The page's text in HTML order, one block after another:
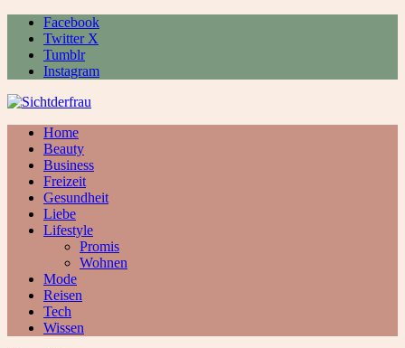
Facebook
Twitter X
Tumblr
Instagram
Home
Beauty
Business
Freizeit
Gesundheit
Liebe
Lifestyle
Promis
Wohnen
Mode
Reisen
Tech
Wissen